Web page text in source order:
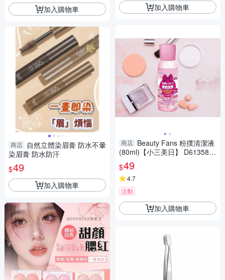
加入購物車
商店 自然立體染眉膏 防水不暈
染眉膏 防水防汗
$49
加入購物車
加入購物車
商店 Beauty Fans 粉撲清潔液
(80ml)【小三美日】 D613585
底妝
$49
4.7
活動
加入購物車